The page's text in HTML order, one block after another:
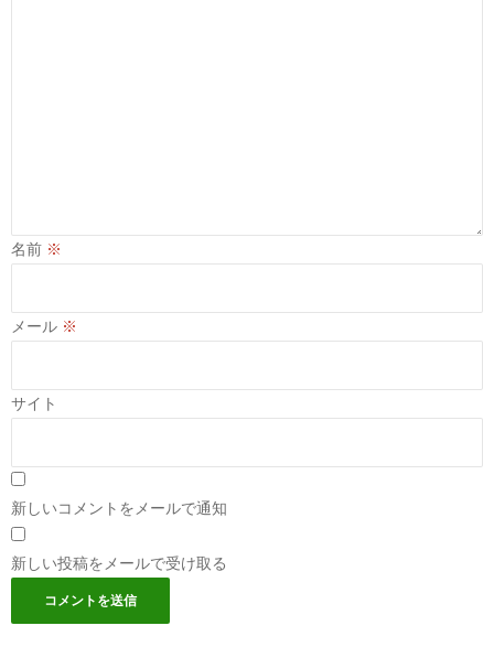
名前 ※
メール ※
サイト
新しいコメントをメールで通知
新しい投稿をメールで受け取る